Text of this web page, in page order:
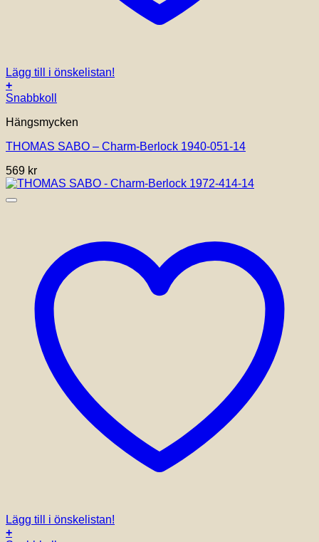
Lägg till i önskelistan!
+
Snabbkoll
Hängsmycken
THOMAS SABO – Charm-Berlock 1940-051-14
569 kr
Lägg till i önskelistan!
+